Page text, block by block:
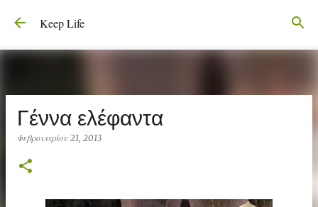
Μετάβαση στο κύριο περιεχόμενο
Keep Life
Γέννα ελέφαντα
Φεβρουαρίου 21, 2013